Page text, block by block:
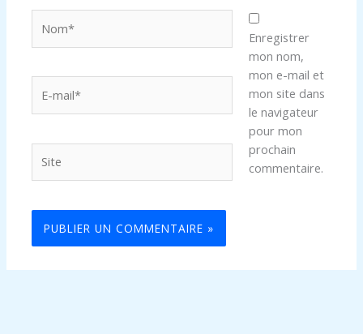
mail*
Enregistrer
mon nom,
mon e-mail et
mon site dans
le navigateur
pour mon
prochain
commentaire.